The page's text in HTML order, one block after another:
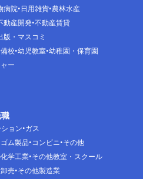
病院 日用雑貨 農林水産
動産開発 不動産賃貸
版・マスコミ
校 幼児教室 幼稚園・保育園
ー
ョン ガス
ゴム製品 コンビニ その他
学工業 その他教室・スクール
売 その他製造業